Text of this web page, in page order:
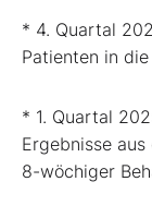
* 4. Quartal
Patienten in
* 1. Quartal
Ergebnisse
8-wöchiger